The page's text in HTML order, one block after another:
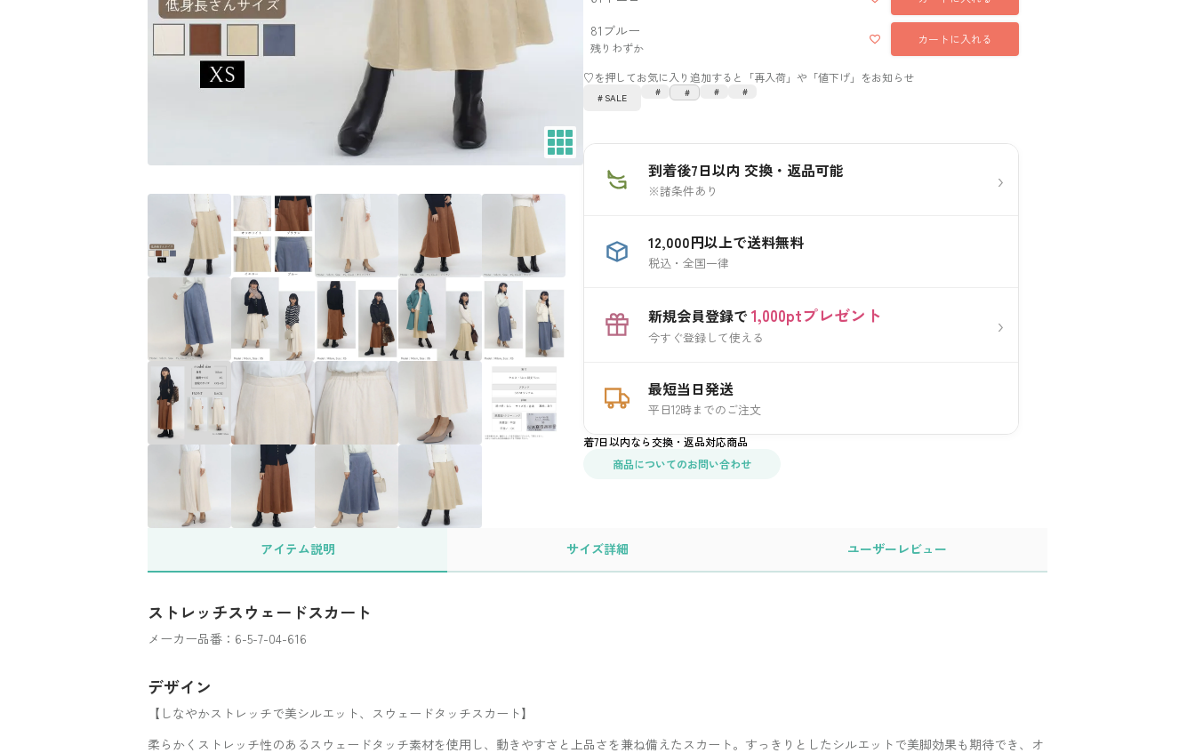
81ブルー
残りわずか
カートに入れる
SALE
到着後7日以内 交換・返品可能
※諸条件あり ›
12,000円以上で送料無料
税込・全国一律
新規会員登録で1,000ptプレゼント
今すぐ登録して使える ›
最短当日発送
平日12時までのご注文
着7日以内なら交換・返品対応商品
商品についてのお問い合わせ
アイテム説明 サイズ詳細 ユーザー レビュー
ストレッチスウェードスカート
メーカー品番：6-5-7-04-616
デザイン
【しなやかストレッチで美シルエット、スウェードタッチスカート】
柔らかくストレッチ性のあるスウェードタッチ素材を使用し、動きやすさと上品さを兼ね備えたスカート。すっきりとしたシルエットで美脚効果も期待でき、オ